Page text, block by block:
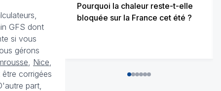
GFS dont
si vous
gérons
, Nice,
corrigées
part,
Pourquoi la chaleur reste-t-elle
bloquée sur la France cet été ?
012345